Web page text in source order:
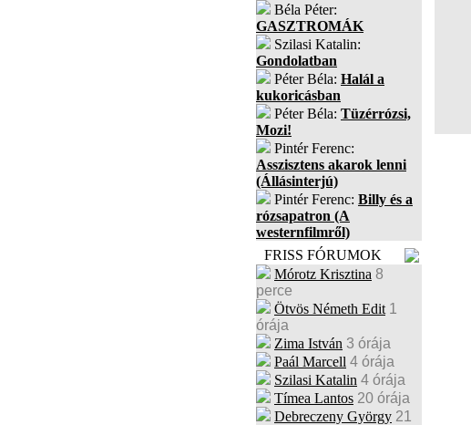
Béla Péter:
GASZTROMÁK
Szilasi Katalin:
Gondolatban
Péter Béla: Halál a
kukoricásban
Péter Béla: Tüzérrózsi,
Mozi!
Pintér Ferenc:
Asszisztens akarok lenni
(Állásinterjú)
Pintér Ferenc: Billy és a
rózsapatron (A
westernfilmről)
FRISS FÓRUMOK
Mórotz Krisztina 8
perce
Ötvös Németh Edit 1
órája
Zima István 3 órája
Paál Marcell 4 órája
Szilasi Katalin 4 órája
Tímea Lantos 20 órája
Debreczeny György 21